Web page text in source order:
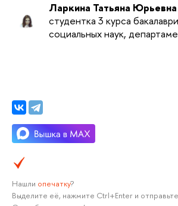
Ларкина Татьяна Юрьевна
студентка 3 курса
социальных наук,
Нашли опечатку?
Выделите её, нажмите Ctrl+Enter и